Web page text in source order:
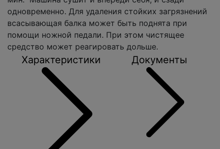
одновременно. Для удаления стойких загрязнений
всасывающая балка может быть поднята при
помощи ножной педали. При этом чистящее
средство может реагировать дольше.
Характеристики Документы